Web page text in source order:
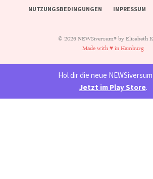
NUTZUNGSBEDINGUNGEN IMPRESSUM
© 2026 NEWSiversum® by Elisabeth
Made with ♥ in Hamburg
Hol dir die neue
Jetzt im Play Store.